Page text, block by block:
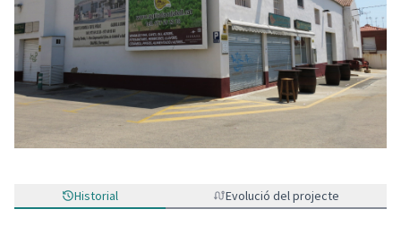
Historial Evolució del projecte